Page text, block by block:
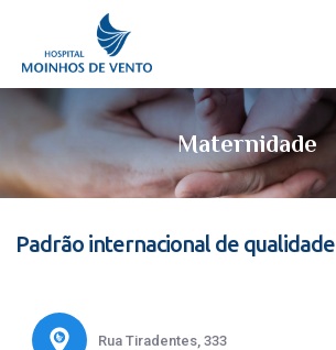
Maternidade
Padrão internacional de qualidade
Rua Tiradentes, 333